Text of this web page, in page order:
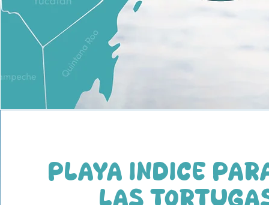
PLAYA ÍNDICE
LAS